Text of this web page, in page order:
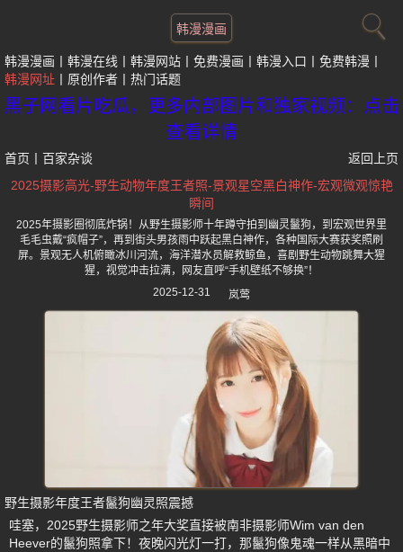
韩漫漫画
韩漫漫画 韩漫在线 韩漫网站 免费漫画 韩漫入口
免费韩漫
韩漫网址
原创作者 热门话题
黑子网看片吃瓜，更多内部图片和独家视频：点击
查看详情
首页 百家杂谈
返回上页
2025摄影高光-野生动物年度王者照-景观星空黑白神作-宏观微观惊艳
瞬间
2025年摄影圈彻底炸锅！从野生摄影师十年蹲守拍到幽灵鬣狗，到宏观世界里
毛毛虫戴“疯帽子”，再到街头男孩雨中跃起黑白神作，各种国际大赛获奖照刷
屏。景观无人机俯瞰冰川河流，海洋潜水员解救鲸鱼，喜剧野生动物跳舞大猩
猩，视觉冲击拉满，网友直呼“手机壁纸不够换”！
2025-12-31
岚莺
野生摄影年度王者鬣狗幽灵照震撼
哇塞，2025野生摄影师之年大奖直接被南非摄影师Wim van den
Heever的鬣狗照拿下！夜晚闪光灯一打，那鬣狗像鬼魂一样从黑暗中